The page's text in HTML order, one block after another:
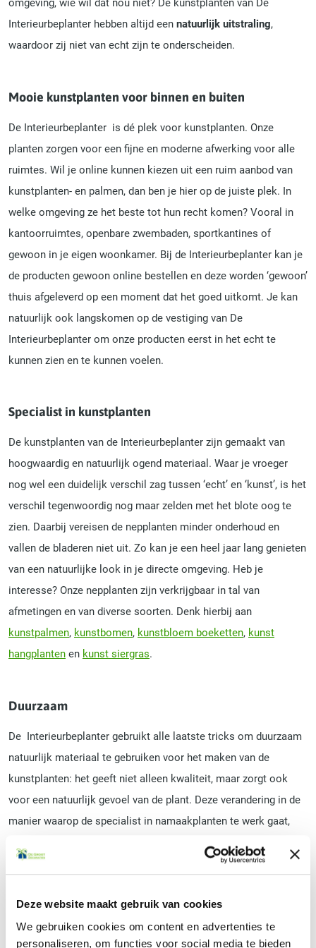
Deze website maakt gebruik van cookies
We gebruiken cookies om content en advertenties te
personaliseren, om functies voor social media te bieden
omgeving, wie wil dat nou niet? De kunstplanten van De
Interieurbeplanter hebben altijd een natuurlijk uitstraling,
waardoor zij niet van echt zijn te onderscheiden.
Mooie kunstplanten voor binnen en buiten
De Interieurbeplanter is dé plek voor kunstplanten. Onze
planten zorgen voor een fijne en moderne afwerking voor alle
ruimtes. Wil je online kunnen kiezen uit een ruim aanbod van
kunstplanten- en palmen, dan ben je hier op de juiste plek. In
welke omgeving ze het beste tot hun recht komen? Vooral in
kantoorruimtes, openbare zwembaden, sportkantines of
gewoon in je eigen woonkamer. Bij de Interieurbeplanter kan je
de producten gewoon online bestellen en deze worden ‘gewoon’
thuis afgeleverd op een moment dat het goed uitkomt. Je kan
natuurlijk ook langskomen op de vestiging van De
Interieurbeplanter om onze producten eerst in het echt te
kunnen zien en te kunnen voelen.
Specialist in kunstplanten
De kunstplanten van de Interieurbeplanter zijn gemaakt van
hoogwaardig en natuurlijk ogend materiaal. Waar je vroeger
nog wel een duidelijk verschil zag tussen ‘echt’ en ‘kunst’, is het
verschil tegenwoordig nog maar zelden met het blote oog te
zien. Daarbij vereisen de nepplanten minder onderhoud en
vallen de bladeren niet uit. Zo kan je een heel jaar lang genieten
van een natuurlijke look in je directe omgeving. Heb je
interesse? Onze nepplanten zijn verkrijgbaar in tal van
afmetingen en van diverse soorten. Denk hierbij aan
kunstpalmen, kunstbomen, kunstbloem boeketten, kunst
hangplanten en kunst siergras.
Duurzaam
De Interieurbeplanter gebruikt alle laatste tricks om duurzaam
natuurlijk materiaal te gebruiken voor het maken van de
kunstplanten: het geeft niet alleen kwaliteit, maar zorgt ook
voor een natuurlijk gevoel van de plant. Deze verandering in de
manier waarop de specialist in namaakplanten te werk gaat,
leveren van prachtige kunstpalmen, kunstbloemen,
beoordelingen. De namaakplanten van de Interieurbeplanter zijn
net zo mooi en vol als echte planten, maar gaan al gauw 10 tot